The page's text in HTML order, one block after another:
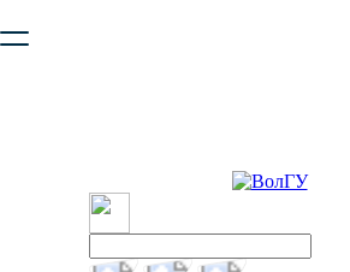
безопасную работу с сайтом. Пожалуйста